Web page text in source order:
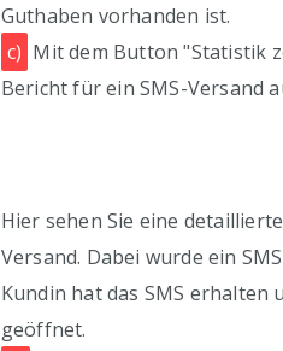
Guthaben vorhanden ist.
c) Mit dem Button "Statistik
Bericht für ein SMS-Versand
Hier sehen Sie eine
Versand. Dabei wurde ein
Kundin hat das SMS erhalten
geöffnet.